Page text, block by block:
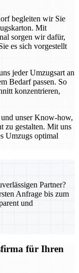
begleiten wir Sie
Mit
sorgen wir dafür,
es sich vorgestellt
jeder Umzugsart an
Bedarf passen. So
konzentrieren,
und unser Know-how,
zu gestalten. Mit uns
Umzugs optimal
Partner?
Anfrage bis zum
und
für Ihren